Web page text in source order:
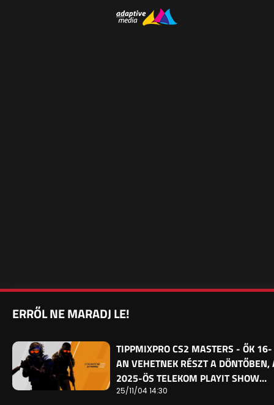
ERRŐL NE MARADJ LE!
TIPPMIXPRO CS2 MASTERS - ŐK 16-
AN VEHETNEK RÉSZT A DÖNTŐBEN,
2025-ÖS TELEKOM PLAYIT SHOW…
25/11/04 14:30